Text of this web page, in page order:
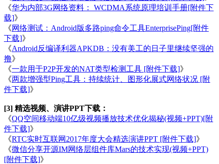
《华为内部3G网络资料： WCDMA系统原理培训手册[附件下
载]》
《网络测试：Android版多路ping命令工具EnterprisePing[附件
下载]》
《Android反编译利器APKDB：没有美工的日子里继续坚强的
撸》
《一款用于P2P开发的NAT类型检测工具 [附件下载]》
《两款增强型Ping工具：持续统计、图形化展式网络状况 [附
件下载]》
[3] 精选视频、演讲PPT下载：
《QQ空间移动端10亿级视频播放技术优化揭秘(视频+PPT)[附
件下载]》
《RTC实时互联网2017年度大会精选演讲PPT [附件下载]》
《微信分享开源IM网络层组件库Mars的技术实现(视频+PPT)
[附件下载]》